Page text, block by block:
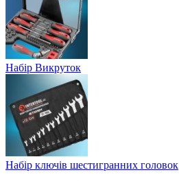
Набір Викруток
Набір ключів шестигранних головок